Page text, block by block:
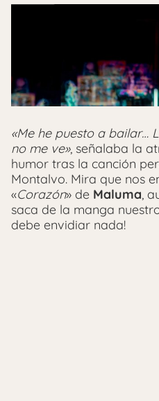
«Me he puesto a bailar…
no me ve», señalaba la
humor tras la canción
Montalvo. Mira que nos
«Corazón» de Maluma,
saca de la manga
debe envidiar nada!